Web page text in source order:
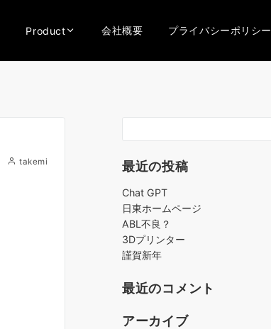
Product 会社概要 プライバシーポリシー
takemi 最近の投稿
Chat GPT
日東ホームページ
ABL不良？
3Dプリンター
謹賀新年
最近のコメント
アーカイブ